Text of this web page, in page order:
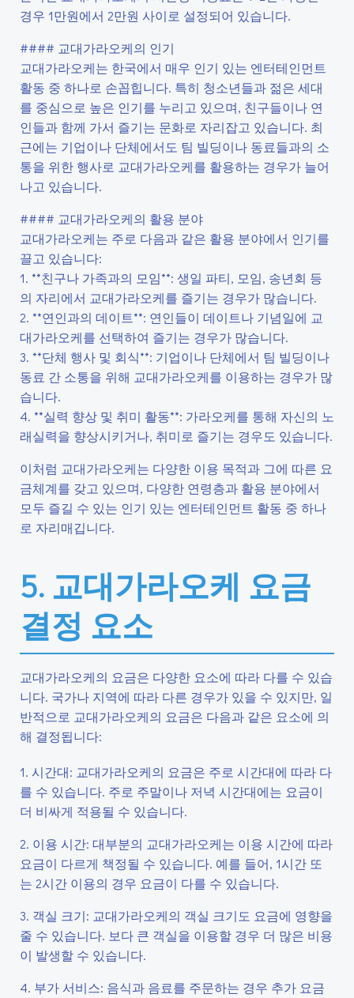
경우 1만원에서 2만원 사이로 설정되어 있습니다.
#### 교대가라오케의 인기
교대가라오케는 한국에서 매우 인기 있는 엔터테인먼트
활동 중 하나로 손꼽힙니다. 특히 청소년들과 젊은 세대
를 중심으로 높은 인기를 누리고 있으며, 친구들이나 연
인들과 함께 가서 즐기는 문화로 자리잡고 있습니다. 최
근에는 기업이나 단체에서도 팀 빌딩이나 동료들과의 소
통을 위한 행사로 교대가라오케를 활용하는 경우가 늘어
나고 있습니다.
#### 교대가라오케의 활용 분야
교대가라오케는 주로 다음과 같은 활용 분야에서 인기를
끌고 있습니다:
1. **친구나 가족과의 모임**: 생일 파티, 모임, 송년회 등
의 자리에서 교대가라오케를 즐기는 경우가 많습니다.
2. **연인과의 데이트**: 연인들이 데이트나 기념일에 교
대가라오케를 선택하여 즐기는 경우가 많습니다.
3. **단체 행사 및 회식**: 기업이나 단체에서 팀 빌딩이나
동료 간 소통을 위해 교대가라오케를 이용하는 경우가 많
습니다.
4. **실력 향상 및 취미 활동**: 가라오케를 통해 자신의 노
래실력을 향상시키거나, 취미로 즐기는 경우도 있습니다.
이처럼 교대가라오케는 다양한 이용 목적과 그에 따른 요
금체계를 갖고 있으며, 다양한 연령층과 활용 분야에서
모두 즐길 수 있는 인기 있는 엔터테인먼트 활동 중 하나
로 자리매깁니다.
5. 교대가라오케 요금
결정 요소
교대가라오케의 요금은 다양한 요소에 따라 다를 수 있습
니다. 국가나 지역에 따라 다른 경우가 있을 수 있지만, 일
반적으로 교대가라오케의 요금은 다음과 같은 요소에 의
해 결정됩니다:
1. 시간대: 교대가라오케의 요금은 주로 시간대에 따라 다
를 수 있습니다. 주로 주말이나 저녁 시간대에는 요금이
더 비싸게 적용될 수 있습니다.
2. 이용 시간: 대부분의 교대가라오케는 이용 시간에 따라
요금이 다르게 책정될 수 있습니다. 예를 들어, 1시간 또
는 2시간 이용의 경우 요금이 다를 수 있습니다.
3. 객실 크기: 교대가라오케의 객실 크기도 요금에 영향을
줄 수 있습니다. 보다 큰 객실을 이용할 경우 더 많은 비용
이 발생할 수 있습니다.
4. 부가 서비스: 음식과 음료를 주문하는 경우 추가 요금